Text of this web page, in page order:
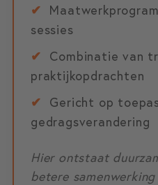
✔
sessies
✔ Combinatie van
praktijkopdrachten
✔ Gericht op
gedragsverandering
Hier ontstaat
betere